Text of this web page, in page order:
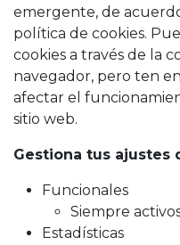
emergente, de
política de cookies.
cookies a través de la
navegador, pero ten
afectar el
sitio web.
Gestiona tus
Funcionales
Siempre
Estadísticas